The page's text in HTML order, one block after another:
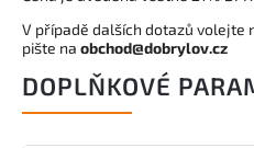
V případě dalších dotazů volejte
pište na obchod@dobrylov.cz
DOPLŇKOVÉ